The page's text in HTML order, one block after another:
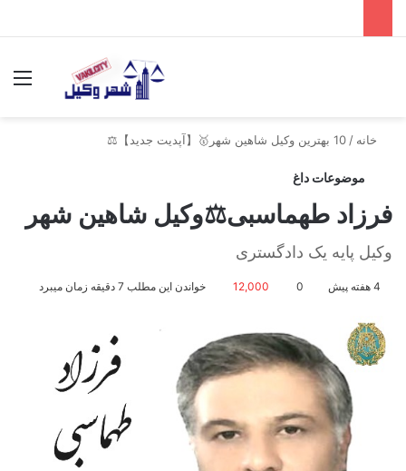
خانه / 10 بهترین وکیل شاهین شهر🥇【آپدیت جدید】⚖️
موضوعات داغ
فرزاد طهماسبی⚖️وکیل شاهین شهر
وکیل پایه یک دادگستری
4 هفته پیش 0
12,000 خواندن این مطلب 7 دقیقه زمان میبرد